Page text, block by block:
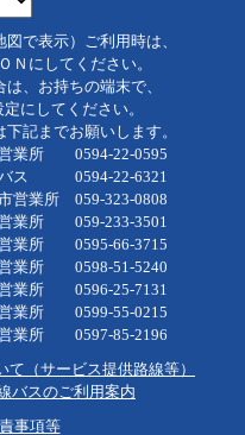
で表示）ご利用時は、
にしてください。
、お持ちの端末で、
にしてください。
記までお願いします。
所 0594-22-0595
22-6321
所 059-323-0808
業所 059-233-3501
業所 0595-66-3715
業所 0598-51-5240
0596-25-7131
所 0599-55-0215
所 0597-85-2196
（サービス提供路線等）
バスのご利用案内
事項等